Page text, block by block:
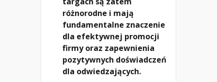
różnorodne i mają
fundamentalne znaczenie
dla efektywnej promocji
firmy oraz zapewnienia
pozytywnych doświadczeń
dla odwiedzających.